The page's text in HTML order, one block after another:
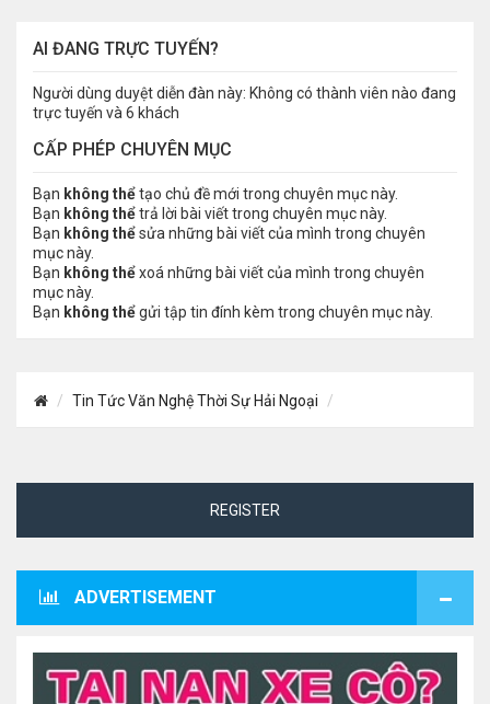
AI ĐANG TRỰC TUYẾN?
Người dùng duyệt diễn đàn này: Không có thành viên nào đang
trực tuyến và 6 khách
CẤP PHÉP CHUYÊN MỤC
Bạn không thểtạo chủ đề mới trong chuyên mục này.
Bạn không thểtrả lời bài viết trong chuyên mục này.
Bạn không thểsửa những bài viết của mình trong chuyên
mục này.
Bạn không thểxoá những bài viết của mình trong chuyên
mục này.
Bạn không thểgửi tập tin đính kèm trong chuyên mục này.
Tin Tức Văn Nghệ Thời Sự Hải Ngoại
REGISTER
ADVERTISEMENT